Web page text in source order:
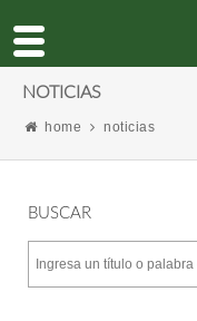
NOTICIAS
home noticias
BUSCAR